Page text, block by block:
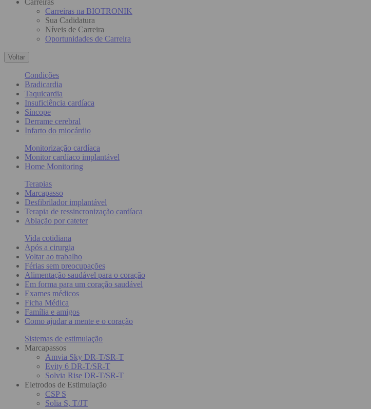
Carreiras na BIOTRONIK
Sua Cadidatura
Níveis de Carreira
Oportunidades de Carreira
Voltar
Condições
Bradicardia
Taquicardia
Insuficiência cardíaca
Síncope
Derrame cerebral
Infarto do miocárdio
Monitorização cardíaca
Monitor cardíaco implantável
Home Monitoring
Terapias
Marcapasso
Desfibrilador implantável
Terapia de ressincronização cardíaca
Ablação por cateter
Vida cotidiana
Após a cirurgia
Voltar ao trabalho
Férias sem preocupações
Alimentação saudável para o coração
Em forma para um coração saudável
Exames médicos
Ficha Médica
Família e amigos
Como ajudar a mente e o coração
Sistemas de estimulação
Marcapassos
Amvia Sky DR-T/SR-T
Evity 6 DR-T/SR-T
Solvia Rise DR-T/SR-T
Eletrodos de Estimulação
CSP S
Solia S, T/JT